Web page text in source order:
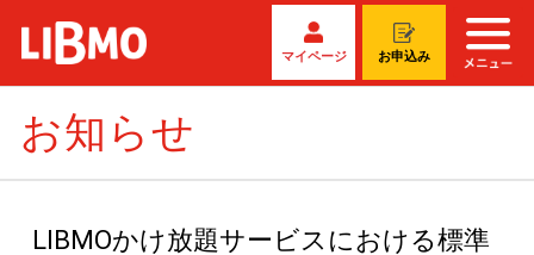
マイページ お申込み
お知らせ
LIBMOかけ放題サービスにおける標準